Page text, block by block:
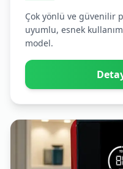
Çok yönlü ve güvenilir
uyumlu, esnek
model.